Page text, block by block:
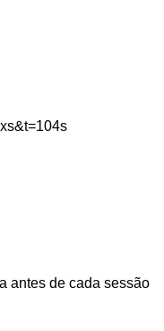
antes de cada sessão